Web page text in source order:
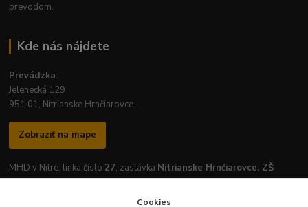
prevodom.
Kde nás nájdete
Prevádzka:
Jelenecká 129
951 01, Nitrianske Hrnčiarovce
Zobraziť na mape
MHD v Nitre: linka číslo 27, zastávka Nitrianske Hrnčiarovce, ZŠ
Cookies